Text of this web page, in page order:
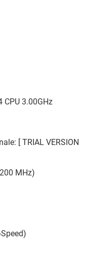
CPU 3.00GHz
[ TRIAL VERSION
MHz)